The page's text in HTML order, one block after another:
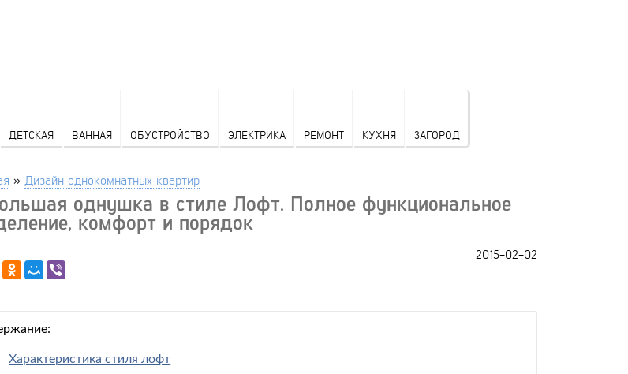
ДЕТСКАЯ ВАННАЯ ОБУСТРОЙСТВО ЭЛЕКТРИКА РЕМОНТ КУХНЯ ЗАГОРОД
» Дизайн однокомнатных квартир
однушка в стиле Лофт. Полное функциональное
комфорт и порядок
2015-02-02
Характеристика стиля лофт